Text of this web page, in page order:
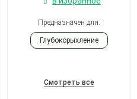
Предназначен для:
Глубокорыхление
Смотреть все